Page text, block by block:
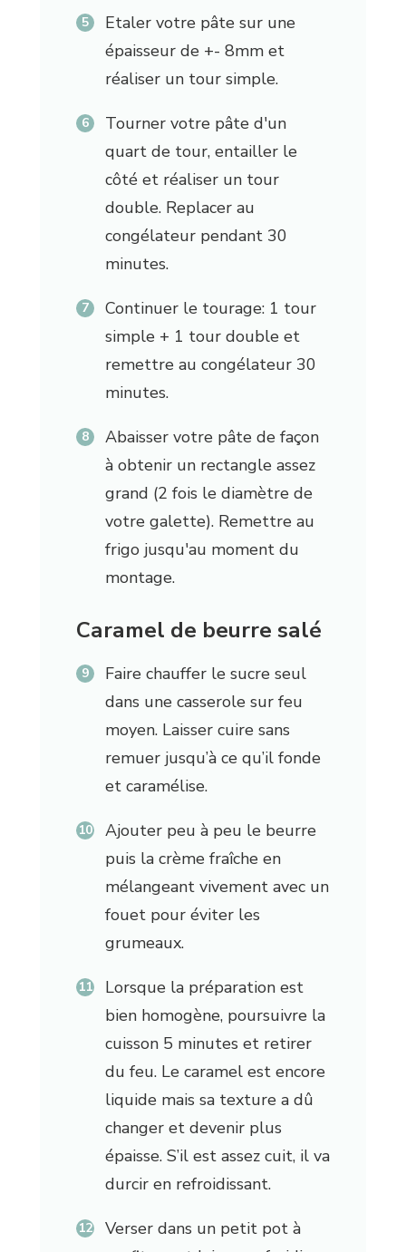
Etaler votre pâte sur une
épaisseur de +- 8mm et
réaliser un tour simple.
Tourner votre pâte d'un
quart de tour, entailler le
côté et réaliser un tour
double. Replacer au
congélateur pendant 30
minutes.
Continuer le tourage: 1 tour
simple + 1 tour double et
remettre au congélateur 30
minutes.
Abaisser votre pâte de façon
à obtenir un rectangle assez
grand (2 fois le diamètre de
votre galette). Remettre au
frigo jusqu'au moment du
montage.
Caramel de beurre salé
Faire chauffer le sucre seul
dans une casserole sur feu
moyen. Laisser cuire sans
remuer jusqu’à ce qu’il fonde
et caramélise.
Ajouter peu à peu le beurre
puis la crème fraîche en
mélangeant vivement avec un
fouet pour éviter les
grumeaux.
Lorsque la préparation est
bien homogène, poursuivre la
cuisson 5 minutes et retirer
du feu. Le caramel est encore
liquide mais sa texture a dû
changer et devenir plus
épaisse. S’il est assez cuit, il va
durcir en refroidissant.
Verser dans un petit pot à